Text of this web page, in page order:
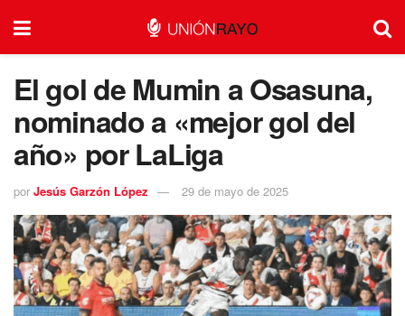
El gol de Mumin a Osasuna,
nominado a «mejor gol del
año» por LaLiga
por Jesús Garzón López 29 de mayo de 2025